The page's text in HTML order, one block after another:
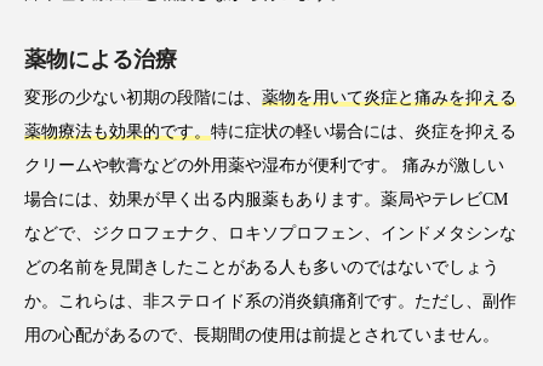
薬物による治療
変形の少ない初期の段階には、 薬物を用いて炎症と痛みを抑える
薬物療法も効果的です。特に症状の軽い場合には、炎症を抑える
クリームや軟膏などの外用薬や湿布が便利です。 痛みが激しい
場合には、効果が早く出る内服薬もあります。薬局やテレビCM
などで、ジクロフェナク、ロキソプロフェン、インドメタシンな
どの名前を見聞きしたことがある人も多いのではないでしょう
か。これらは、非ステロイド系の消炎鎮痛剤です。ただし、副作
用の心配があるので、長期間の使用は前提とされていません。